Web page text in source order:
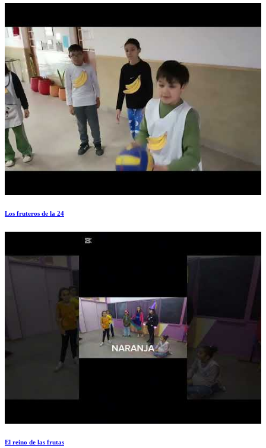
Los fruteros de la 24
El reino de las frutas